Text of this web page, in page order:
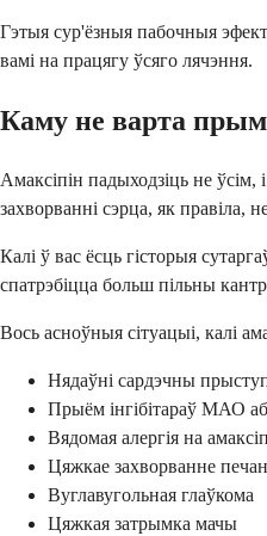
Гэтыя сур'ёзныя пабочныя
вамі на працягу ўсяго лячэння.
Каму не варта
Амаксіпін падыходзіць не
захворванні сэрца, як правіла,
Калі ў вас ёсць гісторыя
спатрэбіцца больш пільны
Вось асноўныя сітуацыі, калі
Нядаўні сардэчны
Прыём інгібітараў МАО
Вядомая алергія на
Цяжкае захворванне
Вуглавугольная глаўкома
Цяжкая затрымка мачы